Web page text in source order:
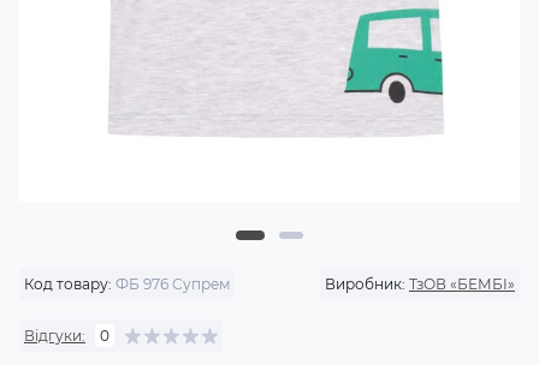
Код товару: ФБ 976 Супрем Виробник: ТзОВ «БЕМБІ»
Відгуки: 0